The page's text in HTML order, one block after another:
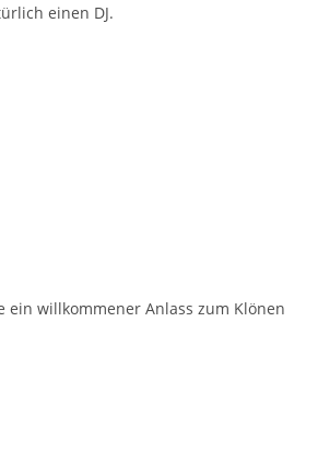
einen DJ.
ein willkommener Anlass zum Klönen